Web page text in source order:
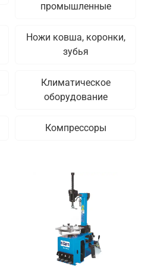
промышленные
Ножи ковша, коронки,
зубья
Климатическое
оборудование
Компрессоры